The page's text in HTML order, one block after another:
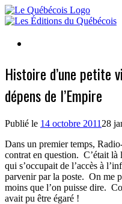
Skip
to
Histoire d’une petite
dépens de l’Empire
Publié le 14 octobre 2011 28
Dans un premier temps,
contrat en question. C’était
qui s’occupait de l’accès à
parvenir par la poste. On me
moins que l’on puisse dire.
avait pu être égaré !